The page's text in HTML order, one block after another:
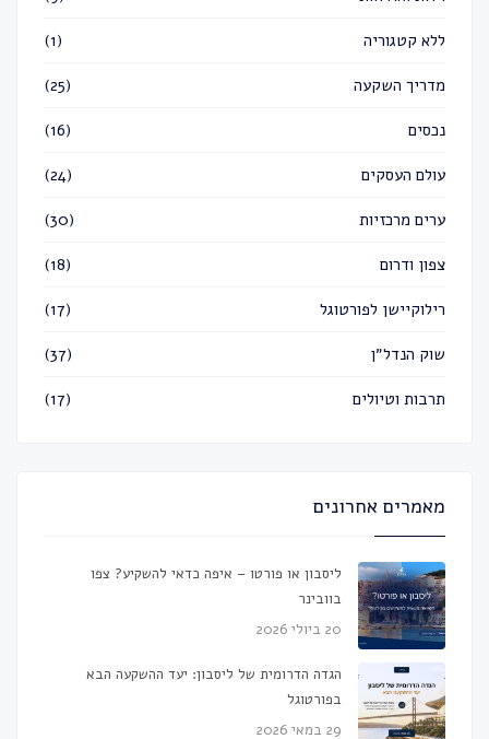
ללא קטגוריה (1)
מדריך השקעה (25)
נכסים (16)
עולם העסקים (24)
ערים מרכזיות (30)
צפון ודרום (18)
רילוקיישן לפורטוגל (17)
שוק הנדל״ן (37)
תרבות וטיולים (17)
מאמרים אחרונים
ליסבון או פורטו – איפה כדאי להשקיע? צפו
בוובינר
20 ביולי 2026
הגדה הדרומית של ליסבון: יעד ההשקעה הבא
בפורטוגל
29 במאי 2026